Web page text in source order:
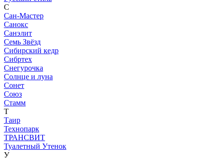
С
Сан-Мастер
Санокс
Санэлит
Семь Звёзд
Сибирский кедр
Сибртех
Снегурочка
Солнце и луна
Сонет
Союз
Стамм
Т
Таир
Технопарк
ТРАНСВИТ
Туалетный Утенок
У